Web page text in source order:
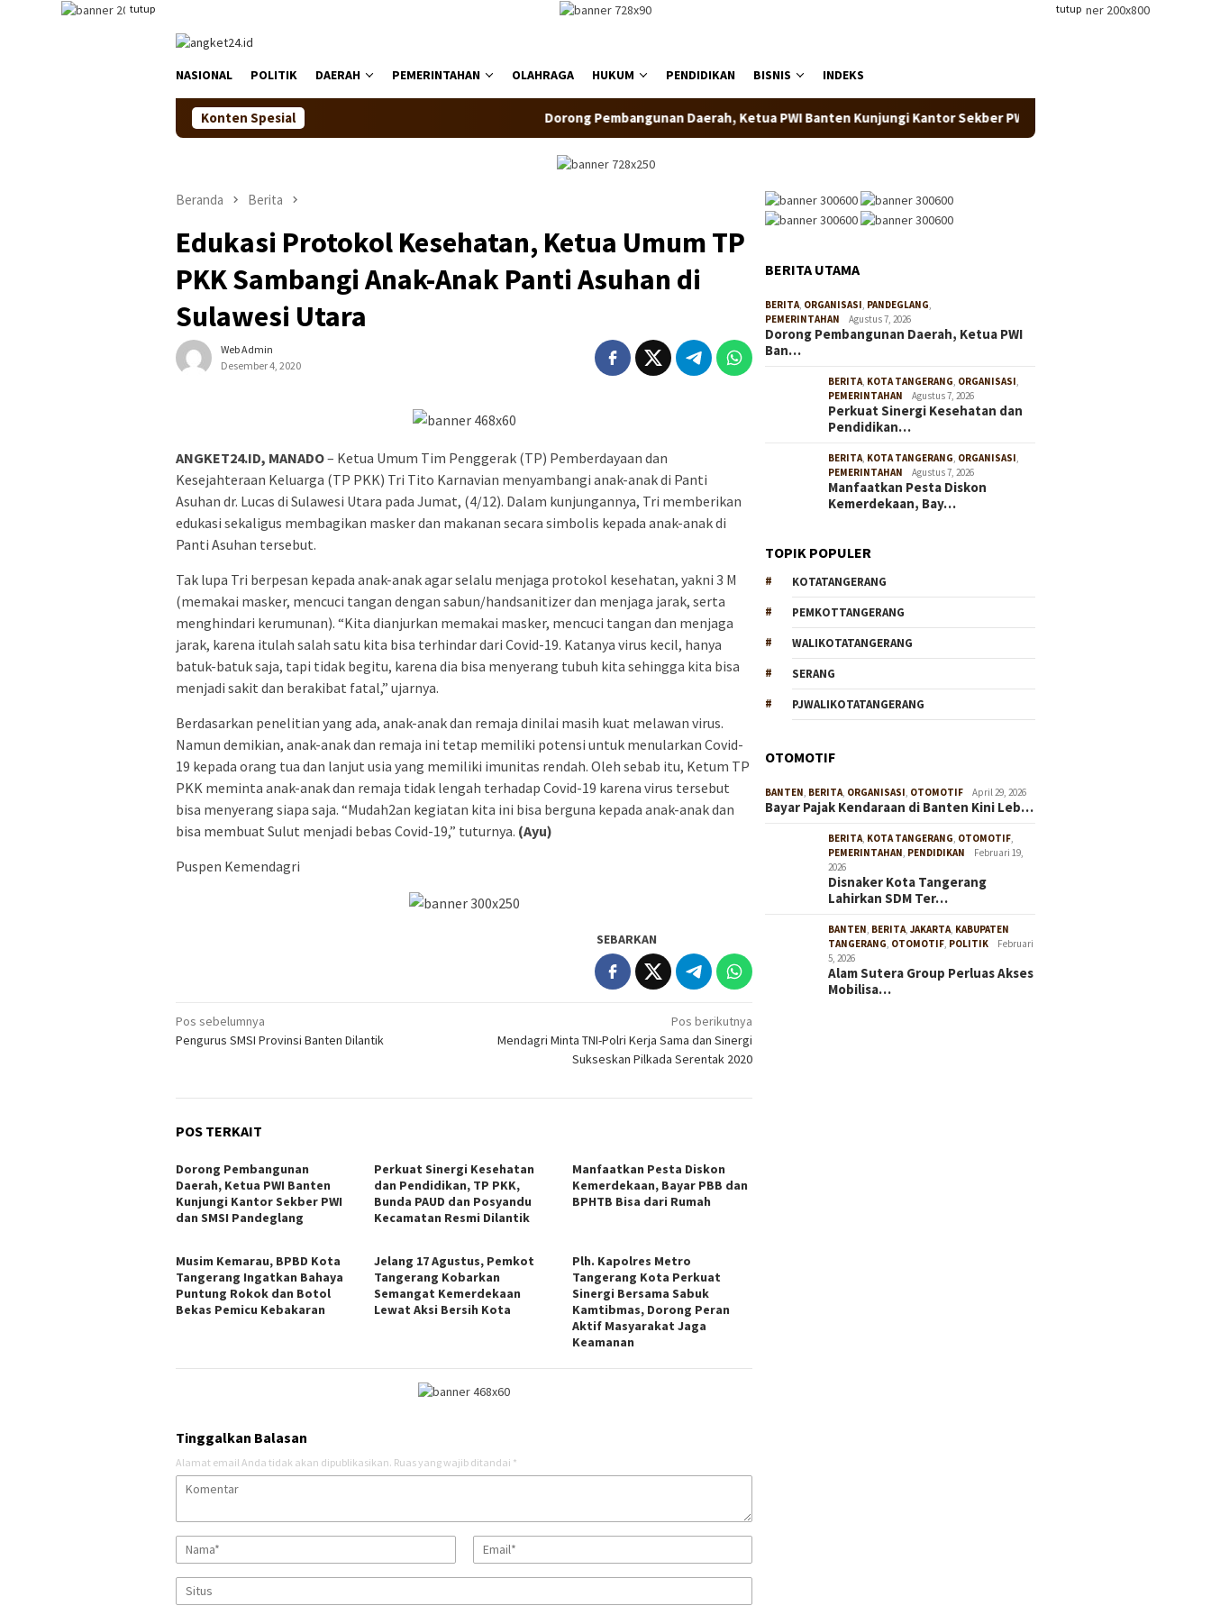
tutup tutup
NASIONAL POLITIK DAERAH PEMERINTAHAN OLAHRAGA HUKUM PENDIDIKAN BISNIS INDEKS
Konten Spesial Dorong Pembangunan Daerah, Ketua PWI Banten Kunjungi Kantor Sekber PWI dan SMSI Pandeglang
Beranda Berita
Edukasi Protokol Kesehatan, Ketua Umum TP
PKK Sambangi Anak-Anak Panti Asuhan di
Sulawesi Utara
Web Admin
Desember 4, 2020
ANGKET24.ID, MANADO– Ketua Umum Tim Penggerak (TP) Pemberdayaan dan
Kesejahteraan Keluarga (TP PKK) Tri Tito Karnavian menyambangi anak-anak di Panti
Asuhan dr. Lucas di Sulawesi Utara pada Jumat, (4/12). Dalam kunjungannya, Tri memberikan
edukasi sekaligus membagikan masker dan makanan secara simbolis kepada anak-anak di
Panti Asuhan tersebut.
Tak lupa Tri berpesan kepada anak-anak agar selalu menjaga protokol kesehatan, yakni 3 M
(memakai masker, mencuci tangan dengan sabun/handsanitizer dan menjaga jarak, serta
menghindari kerumunan). “Kita dianjurkan memakai masker, mencuci tangan dan menjaga
jarak, karena itulah salah satu kita bisa terhindar dari Covid-19. Katanya virus kecil, hanya
batuk-batuk saja, tapi tidak begitu, karena dia bisa menyerang tubuh kita sehingga kita bisa
menjadi sakit dan berakibat fatal,” ujarnya.
Berdasarkan penelitian yang ada, anak-anak dan remaja dinilai masih kuat melawan virus.
Namun demikian, anak-anak dan remaja ini tetap memiliki potensi untuk menularkan Covid-
19 kepada orang tua dan lanjut usia yang memiliki imunitas rendah. Oleh sebab itu, Ketum TP
PKK meminta anak-anak dan remaja tidak lengah terhadap Covid-19 karena virus tersebut
bisa menyerang siapa saja. “Mudah2an kegiatan kita ini bisa berguna kepada anak-anak dan
bisa membuat Sulut menjadi bebas Covid-19,” tuturnya. (Ayu)
Puspen Kemendagri
SEBARKAN
Navigasi
pos
Pos sebelumnya
Pengurus SMSI Provinsi Banten Dilantik
Pos berikutnya
Mendagri Minta TNI-Polri Kerja Sama dan Sinergi
Sukseskan Pilkada Serentak 2020
POS TERKAIT
Dorong Pembangunan
Daerah, Ketua PWI Banten
Kunjungi Kantor Sekber PWI
dan SMSI Pandeglang
Perkuat Sinergi Kesehatan
dan Pendidikan, TP PKK,
Bunda PAUD dan Posyandu
Kecamatan Resmi Dilantik
Manfaatkan Pesta Diskon
Kemerdekaan, Bayar PBB dan
BPHTB Bisa dari Rumah
Musim Kemarau, BPBD Kota
Tangerang Ingatkan Bahaya
Puntung Rokok dan Botol
Bekas Pemicu Kebakaran
Jelang 17 Agustus, Pemkot
Tangerang Kobarkan
Semangat Kemerdekaan
Lewat Aksi Bersih Kota
Plh. Kapolres Metro
Tangerang Kota Perkuat
Sinergi Bersama Sabuk
Kamtibmas, Dorong Peran
Aktif Masyarakat Jaga
Keamanan
Tinggalkan Balasan
Alamat email Anda tidak akan dipublikasikan. Ruas yang wajib ditandai *
BERITA UTAMA
BERITA, ORGANISASI, PANDEGLANG,
PEMERINTAHAN
Agustus 7, 2026
Dorong Pembangunan Daerah, Ketua PWI
Ban…
BERITA, KOTA TANGERANG, ORGANISASI,
PEMERINTAHAN
Agustus 7, 2026
Perkuat Sinergi Kesehatan dan
Pendidikan…
BERITA, KOTA TANGERANG, ORGANISASI,
PEMERINTAHAN
Agustus 7, 2026
Manfaatkan Pesta Diskon
Kemerdekaan, Bay…
TOPIK POPULER
KOTATANGERANG
PEMKOTTANGERANG
WALIKOTATANGERANG
SERANG
PJWALIKOTATANGERANG
OTOMOTIF
BANTEN, BERITA, ORGANISASI, OTOMOTIF April 29, 2026
Bayar Pajak Kendaraan di Banten Kini Leb…
BERITA, KOTA TANGERANG, OTOMOTIF,
PEMERINTAHAN, PENDIDIKAN
Februari 19,
2026
Disnaker Kota Tangerang
Lahirkan SDM Ter…
BANTEN, BERITA,JAKARTA, KABUPATEN
TANGERANG, OTOMOTIF, POLITIK
Februari
5, 2026
Alam Sutera Group Perluas Akses
Mobilisa…